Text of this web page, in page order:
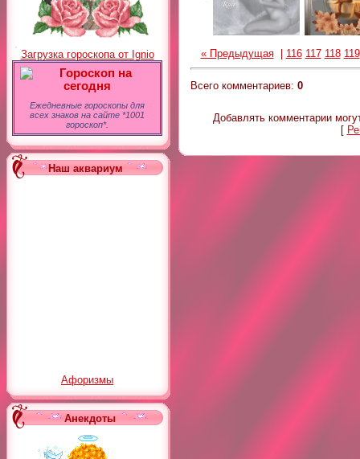
Загрузка гороскопа от Ignio
Гороскоп на
сегодня
Ежедневные гороскопы для
всех знаков на сайте *1001
гороскоп*.
Наш аквариум
Афоризмы
Анекдоты
« Предыдущая| 116 117 118 119
Всего комментариев: 0
Добавлять комментарии
[